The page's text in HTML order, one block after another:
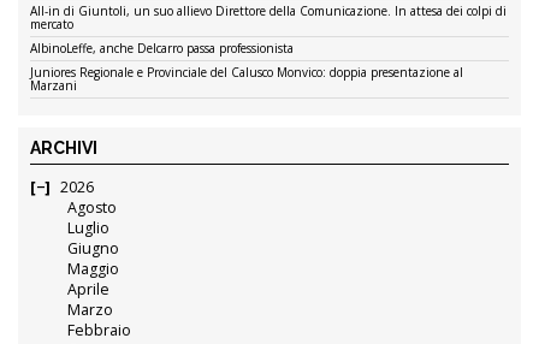
All-in di Giuntoli, un suo allievo Direttore della Comunicazione. In attesa dei colpi di
mercato
AlbinoLeffe, anche Delcarro passa professionista
Juniores Regionale e Provinciale del Calusco Monvico: doppia presentazione al
Marzani
ARCHIVI
2026
Agosto
Luglio
Giugno
Maggio
Aprile
Marzo
Febbraio